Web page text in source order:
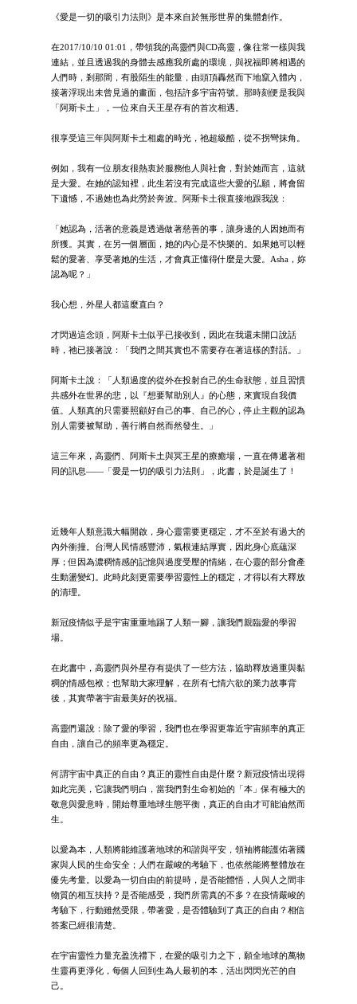
《愛是一切的吸引力法則》是本來自於無形世界的集體創作。
在2017/10/10 01:01，帶領我的高靈們與CD高靈，像往常一樣與我
連結，並且透過我的身體去感應我所處的環境，與祝福即將相遇的
人們時，剎那間，有股陌生的能量，由頭頂轟然而下地竄入體內，
接著浮現出未曾見過的畫面，包括許多宇宙符號。那時刻便是我與
「阿斯卡土」，一位來自天王星存有的首次相遇。
很享受這三年與阿斯卡土相處的時光，祂超級酷，從不拐彎抹角。
例如，我有一位朋友很熱衷於服務他人與社會，對於她而言，這就
是大愛。在她的認知裡，此生若沒有完成這些大愛的弘願，將會留
下遺憾，不過她也為此勞於奔波。阿斯卡土很直接地跟我說：
「她認為，活著的意義是透過做著慈善的事，讓身邊的人因她而有
所獲。其實，在另一個層面，她的內心是不快樂的。如果她可以輕
鬆的愛著、享受著她的生活，才會真正懂得什麼是大愛。Asha，妳
認為呢？」
我心想，外星人都這麼直白？
才閃過這念頭，阿斯卡土似乎已接收到，因此在我還未開口說話
時，祂已接著說：「我們之間其實也不需要存在著這樣的對話。」
阿斯卡土說：「人類過度的從外在投射自己的生命狀態，並且習慣
共感外在世界的悲，以『想要幫助別人』的心態，來實現自我價
值。人類真的只需要照顧好自己的事、自己的心，停止主觀的認為
別人需要被幫助，善行將自然而然發生。」
這三年來，高靈們、阿斯卡土與冥王星的療癒場，一直在傳遞著相
同的訊息——「愛是一切的吸引力法則」，此書，於是誕生了！
近幾年人類意識大幅開啟，身心靈需要更穩定，才不至於有過大的
內外衝撞。台灣人民情感豐沛，氣根連結厚實，因此身心底蘊深
厚；但因為濃稠情感的記憶與過度受壓的情緒，在心靈的部分會產
生動盪變幻。此時此刻更需要學習靈性上的穩定，才得以有大釋放
的清理。
新冠疫情似乎是宇宙重重地踢了人類一腳，讓我們親臨愛的學習
場。
在此書中，高靈們與外星存有提供了一些方法，協助釋放過重與黏
稠的情感包袱；也幫助大家理解，在所有七情六欲的業力故事背
後，其實帶著宇宙最美好的祝福。
高靈們還說：除了愛的學習，我們也在學習更靠近宇宙頻率的真正
自由，讓自己的頻率更為穩定。
何謂宇宙中真正的自由？真正的靈性自由是什麼？新冠疫情出現得
如此完美，它讓我們明白，當我們對生命初始的「本」保有極大的
敬意與愛意時，開始尊重地球生態平衡，真正的自由才可能油然而
生。
以愛為本，人類將能維護著地球的和諧與平安，領袖將能護佑著國
家與人民的生命安全；人們在嚴峻的考驗下，也依然能將整體放在
優先考量。以愛為一切自由的前提時，是否能體悟，人與人之間非
物質的相互扶持？是否能感受，我們所需真的不多？在疫情嚴峻的
考驗下，行動雖然受限，帶著愛，是否體驗到了真正的自由？相信
答案已經很清楚。
在宇宙靈性力量充盈洗禮下，在愛的吸引力之下，願全地球的萬物
生靈再更淨化，每個人回到生為人最初的本，活出閃閃光芒的自
己。